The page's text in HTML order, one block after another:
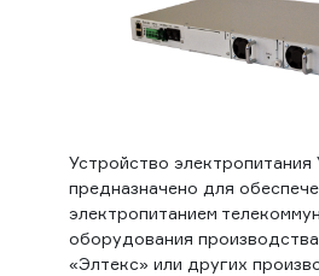
Устройство
предназначено для
электропитанием
оборудования
«Элтекс» или других